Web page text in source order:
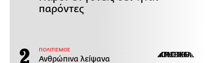
παρόντες
ΠΟΛΙΤΙΣΜΟΣ
Ανθρώπινα λείψανα